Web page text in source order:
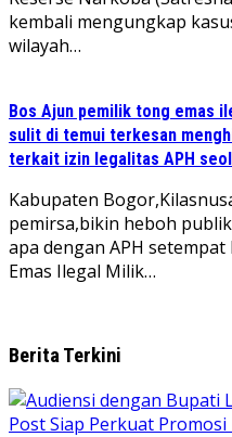
kembali mengungkap
wilayah…
Bos Ajun pemilik tong emas
sulit di temui terkesan
terkait izin legalitas APH
Kabupaten
pemirsa,bikin heboh
apa dengan APH
Emas Ilegal Milik…
Berita Terkini